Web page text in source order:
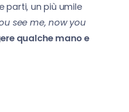
parti, un più umile
see me, now you
qualche mano e